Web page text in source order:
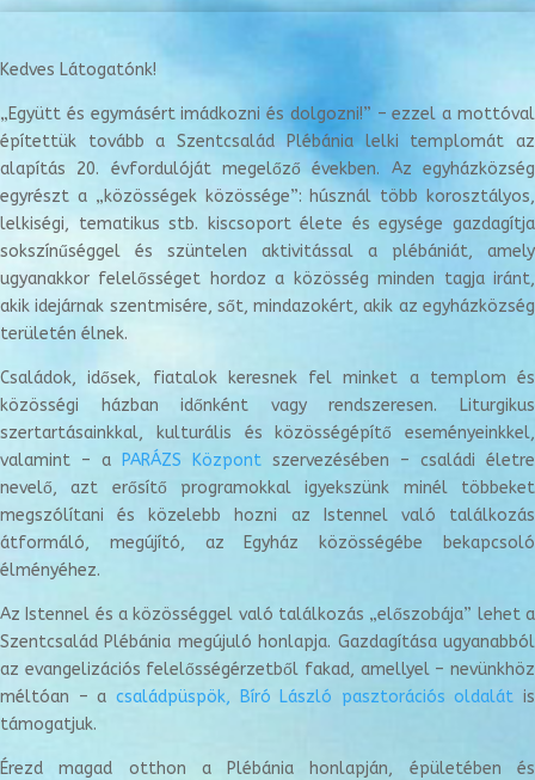
Kedves Látogatónk!
„Együtt és egymásért imádkozni és dolgozni!” – ezzel a mottóval
építettük tovább a Szentcsalád Plébánia lelki templomát az
alapítás 20. évfordulóját megelőző években. Az egyházközség
egyrészt a „közösségek közössége”: húsznál több korosztályos,
lelkiségi, tematikus stb. kiscsoport élete és egysége gazdagítja
sokszínűséggel és szüntelen aktivitással a plébániát, amely
ugyanakkor felelősséget hordoz a közösség minden tagja iránt,
akik idejárnak szentmisére, sőt, mindazokért, akik az egyházközség
területén élnek.
Családok, idősek, fiatalok keresnek fel minket a templom és
közösségi házban időnként vagy rendszeresen. Liturgikus
szertartásainkkal, kulturális és közösségépítő eseményeinkkel,
valamint – a
PARÁZS Központ szervezésében – családi életre
nevelő, azt erősítő programokkal igyekszünk minél többeket
megszólítani és közelebb hozni az Istennel való találkozás
átformáló, megújító, az Egyház közösségébe bekapcsoló
élményéhez.
Az Istennel és a közösséggel való találkozás „előszobája” lehet a
Szentcsalád Plébánia megújuló honlapja. Gazdagítása ugyanabból
az evangelizációs felelősségérzetből fakad, amellyel – nevünkhöz
méltóan – a családpüspök, Bíró László pasztorációs oldalát is
támogatjuk.
Érezd magad otthon a Plébánia honlapján, épületében és